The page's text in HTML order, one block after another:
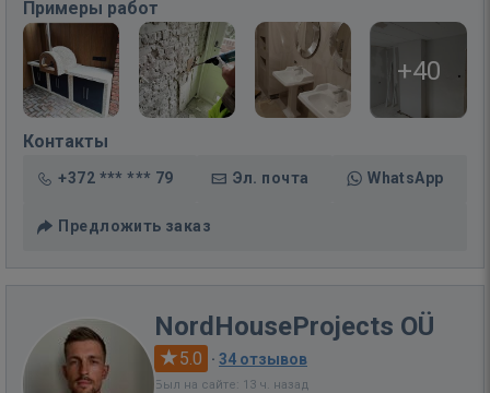
Примеры работ
+40
Контакты
+372 *** *** 79 Эл. почта WhatsApp
Предложить заказ
NordHouseProjects OÜ
5.0 · 34 отзывов
Был на сайте: 13 ч. назад